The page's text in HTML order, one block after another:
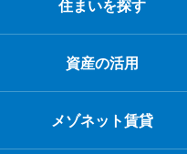
住まいを探す
資産の活用
メゾネット賃貸